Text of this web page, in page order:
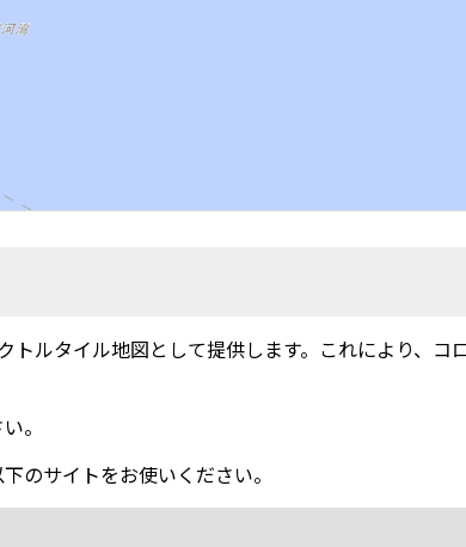
トルタイル地図として提供します。これにより、
。
のサイトをお使いください。